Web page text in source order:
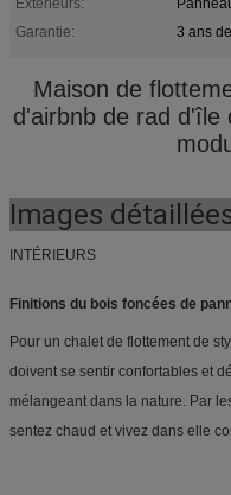
Extérieurs:
Garantie:
3 ans
Maison de
d'airbnb de rad d'île
Images
INTÉRIEURS
Finitions du bois foncées de
Pour un chalet de flottement de
doivent se sentir confortables et
mélangeant dans la nature. Par